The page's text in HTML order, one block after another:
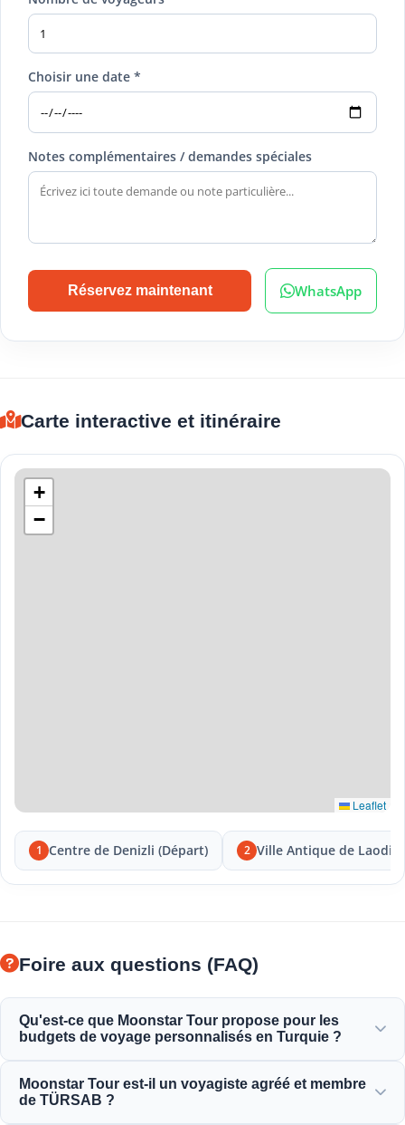
Choisir une date *
Notes complémentaires / demandes spéciales
Réservez maintenant WhatsApp
Carte interactive et itinéraire
+
−
Leaflet
1 Centre de Denizli (Départ) 2 Ville Antique de
Foire aux questions (FAQ)
Qu'est-ce que Moonstar Tour propose pour les
budgets de voyage personnalisés en Turquie ?
personnalisés pour les voyages d'affaires et d'agrément,
offrant des options adaptées à tous les budgets et un
Moonstar Tour est-il un voyagiste agréé et membre
de TÜRSAB ?